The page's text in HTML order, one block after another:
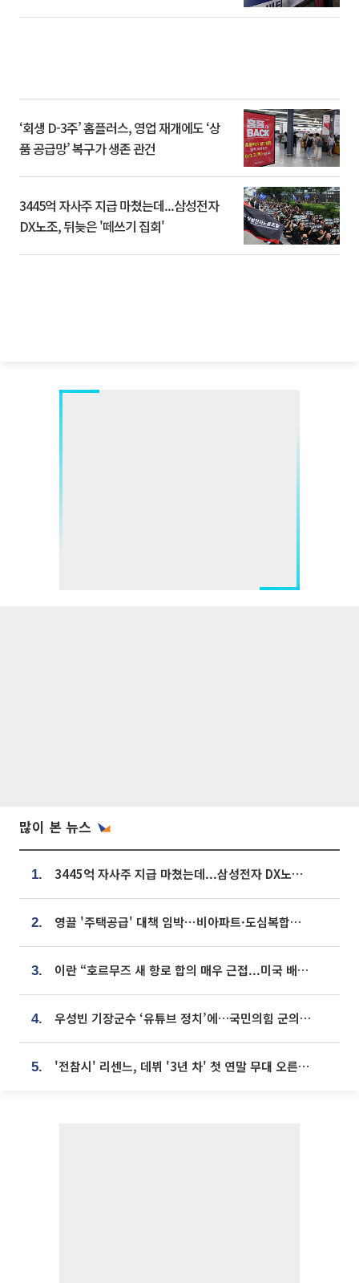
‘회생 D-3주’ 홈플러스, 영업 재개에도 ‘상
품 공급망’ 복구가 생존 관건
3445억 자사주 지급 마쳤는데...삼성전자
DX노조, 뒤늦은 '떼쓰기 집회'
많이 본 뉴스
1. 3445억 자사주 지급 마쳤는데...삼성전자 DX노조, 뒤늦은 '떼쓰기 집회'
2. 영끌 '주택공급' 대책 임박⋯비아파트·도심복합까지 총동원
3. 이란 “호르무즈 새 항로 합의 매우 근접...미국 배상 먼저”
4. 우성빈 기장군수 ‘유튜브 정치’에…국민의힘 군의원들 집단 반발
5. '전참시' 리센느, 데뷔 '3년 차' 첫 연말 무대 오른다⋯"그동안 섭외 안 와"